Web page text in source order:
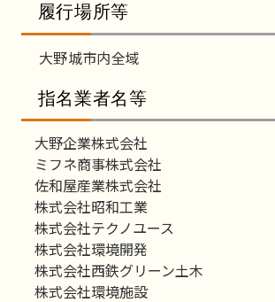
履行場所等
大野城市内全域
指名業者名等
大野企業株式会社
ミフネ商事株式会社
佐和屋産業株式会社
株式会社昭和工業
株式会社テクノユース
株式会社環境開発
株式会社西鉄グリーン土木
株式会社環境施設